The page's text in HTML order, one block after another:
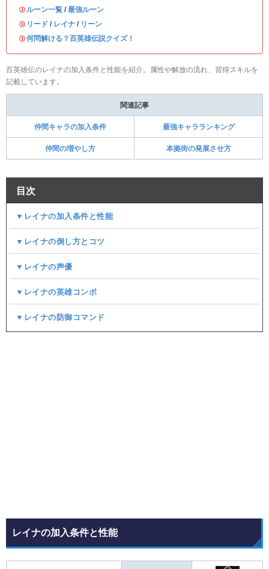
・ ルーン一覧 / 最強ルーン
・ リード / レイナ / リーン
・何問解ける？百英雄伝説クイズ！
百英雄伝のレイナの加入条件と性能を紹介。属性や解放の流れ、習得スキルを
記載しています。
関連記事
仲間キャラの加入条件 最強キャラランキング
仲間の増やし方 本拠街の発展させ方
目次
▼レイナの加入条件と性能
▼レイナの倒し方とコツ
▼レイナの声優
▼レイナの英雄コンボ
▼レイナの防御コマンド
レイナの加入条件と性能